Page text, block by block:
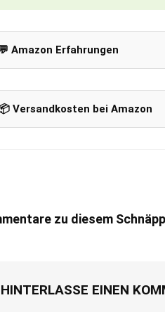
Amazon Erfahrungen
Versandkosten bei Amazon
zu diesem
HINTERLASSE EINEN